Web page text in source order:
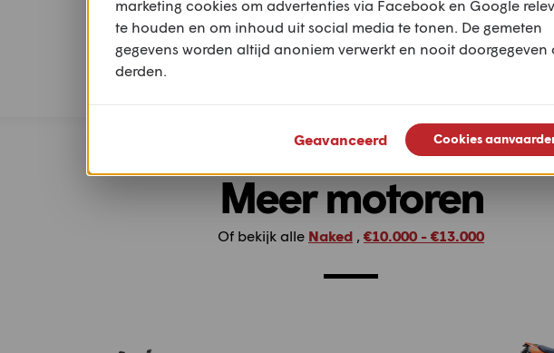
Spanje-Frankrijk deel 2 Tussen bergen
Meer motoren
Of bekijk alle Naked €10.000 - €13.000
marketing cookies om advertenties via Facebook en Google
te houden en om inhoud uit social media te tonen. De gemeten
gegevens worden altijd anoniem verwerkt en nooit doorgegeven
derden.
Geavanceerd Cookies